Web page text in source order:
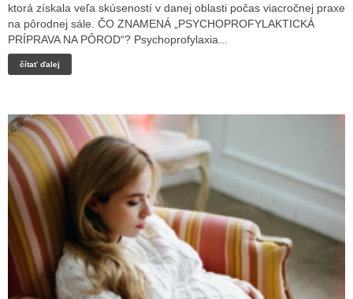
ktorá získala veľa skúseností v danej oblasti počas viacročnej praxe
na pôrodnej sále. ČO ZNAMENÁ „PSYCHOPROFYLAKTICKÁ
PRÍPRAVA NA PȎROD“? Psychoprofylaxia...
čítať ďalej